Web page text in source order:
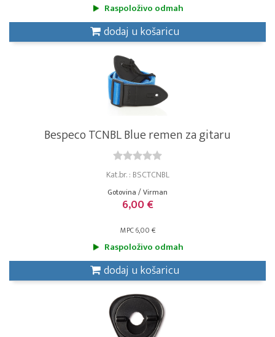
Raspoloživo odmah
dodaj u košaricu
Bespeco TCNBL Blue remen za gitaru
Kat.br. : BSCTCNBL
Gotovina / Virman
6,00 €
MPC 6,00 €
Raspoloživo odmah
dodaj u košaricu